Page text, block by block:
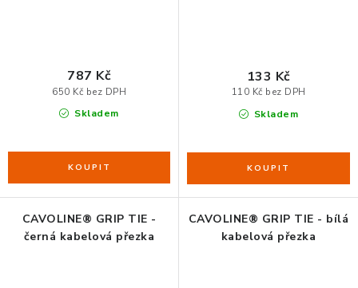
Skladem
650 Kč bez DPH
787 Kč
Skladem
110 Kč bez DPH
133 Kč
CAVOLINE® GRIP TIE -
černá kabelová přezka
CAVOLINE® GRIP TIE - bílá
kabelová přezka